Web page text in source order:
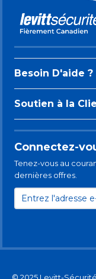
Besoin D'aide ?
Soutien à la
Connectez-
Tenez-vous au
dernières offres.